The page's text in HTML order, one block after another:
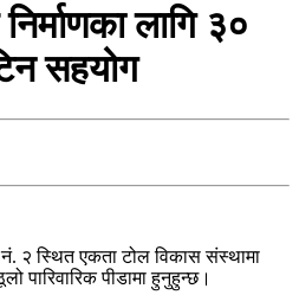
लागि ३०
सहयोग
२ स्थित एकता टोल विकास संस्थामा
पारिवारिक पीडामा हुनुहुन्छ।